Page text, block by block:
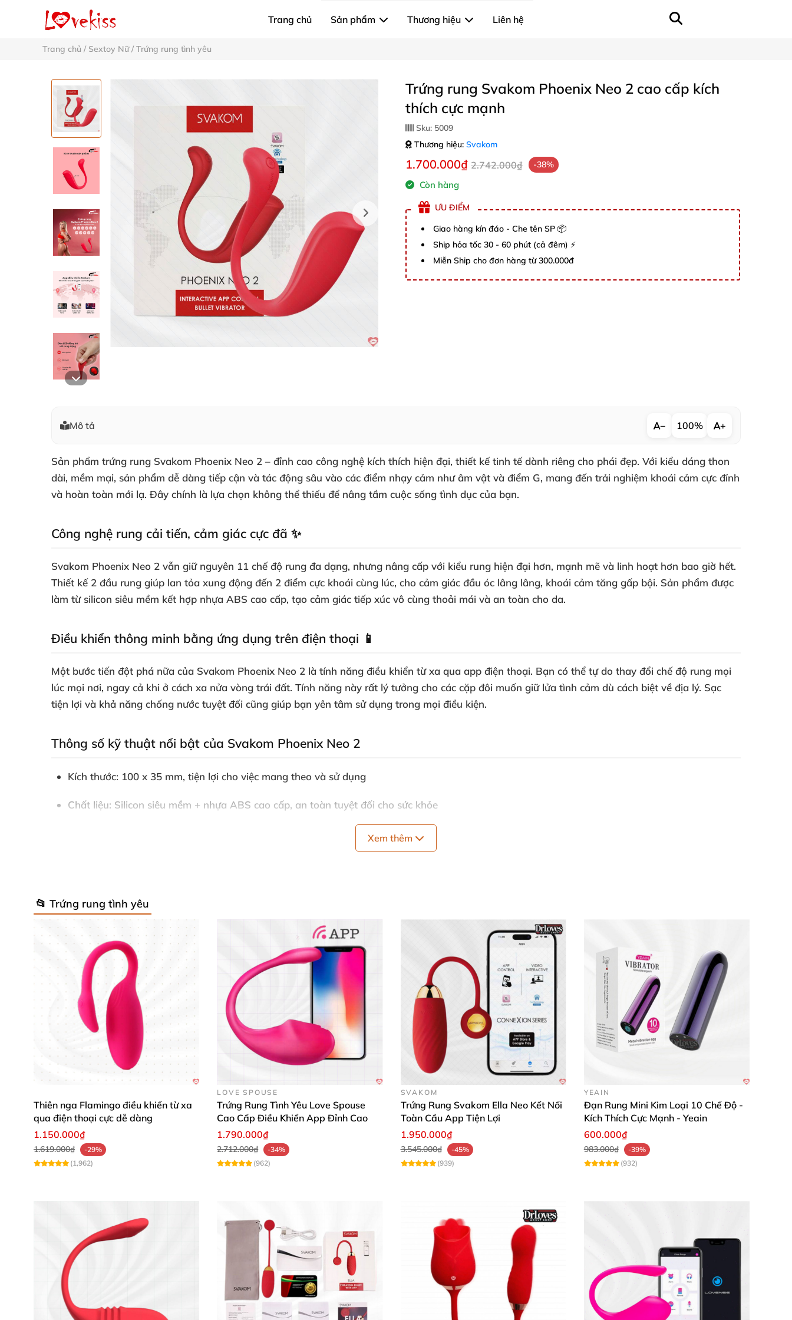
Trang chủ Sản phẩm Thương hiệu Liên hệ
Trang chủ / Sextoy Nữ/ Trứng rung tình yêu
Trứng rung Svakom Phoenix Neo 2 cao cấp kích
thích cực mạnh
Sku: 5009
Thương hiệu: Svakom
1.700.000₫ 2.742.000₫ -38%
Còn hàng
ƯU ĐIỂM
Giao hàng kín đáo - Che tên SP 📦
Ship hỏa tốc 30 - 60 phút (cả đêm) ⚡
Miễn Ship cho đơn hàng từ 300.000đ
Mô tả − 100% +
Sản phẩm trứng rung Svakom Phoenix Neo 2 – đỉnh cao công nghệ kích thích hiện đại, thiết kế tinh tế dành riêng cho phái đẹp. Với kiểu dáng thon
dài, mềm mại, sản phẩm dễ dàng tiếp cận và tác động sâu vào các điểm nhạy cảm như âm vật và điểm G, mang đến trải nghiệm khoái cảm cực đỉnh
và hoàn toàn mới lạ. Đây chính là lựa chọn không thể thiếu để nâng tầm cuộc sống tình dục của bạn.
Công nghệ rung cải tiến, cảm giác cực đã ✨
Svakom Phoenix Neo 2 vẫn giữ nguyên 11 chế độ rung đa dạng, nhưng nâng cấp với kiểu rung hiện đại hơn, mạnh mẽ và linh hoạt hơn bao giờ hết.
Thiết kế 2 đầu rung giúp lan tỏa xung động đến 2 điểm cực khoái cùng lúc, cho cảm giác đầu óc lâng lâng, khoái cảm tăng gấp bội. Sản phẩm được
làm từ silicon siêu mềm kết hợp nhựa ABS cao cấp, tạo cảm giác tiếp xúc vô cùng thoải mái và an toàn cho da.
Điều khiển thông minh bằng ứng dụng trên điện thoại 📱
Một bước tiến đột phá nữa của Svakom Phoenix Neo 2 là tính năng điều khiển từ xa qua app điện thoại. Bạn có thể tự do thay đổi chế độ rung mọi
lúc mọi nơi, ngay cả khi ở cách xa nửa vòng trái đất. Tính năng này rất lý tưởng cho các cặp đôi muốn giữ lửa tình cảm dù cách biệt về địa lý. Sạc
tiện lợi và khả năng chống nước tuyệt đối cũng giúp bạn yên tâm sử dụng trong mọi điều kiện.
Thông số kỹ thuật nổi bật của Svakom Phoenix Neo 2
Kích thước: 100 x 35 mm, tiện lợi cho việc mang theo và sử dụng
Chất liệu: Silicon siêu mềm + nhựa ABS cao cấp, an toàn tuyệt đối cho sức khỏe
Chống nước toàn diện, dễ dàng vệ sinh và bảo quản
Trứng rung Svakom Phoenix Neo 2 cao cấp kích thích cực mạnh
Xem thêm
📂 Trứng rung tình yêu
Thiên nga Flamingo điều khiển từ xa
qua điện thoại cực dễ dàng
1.150.000₫
1.619.000₫
-29%
(1,962)
LOVE SPOUSE
Trứng Rung Tình Yêu Love Spouse
Cao Cấp Điều Khiển App Đỉnh Cao
1.790.000₫
2.712.000₫
-34%
(962)
SVAKOM
Trứng Rung Svakom Ella Neo Kết Nối
Toàn Cầu App Tiện Lợi
1.950.000₫
3.545.000₫
-45%
(939)
YEAIN
Đạn Rung Mini Kim Loại 10 Chế Độ -
Kích Thích Cực Mạnh - Yeain
600.000₫
983.000₫
-39%
(932)